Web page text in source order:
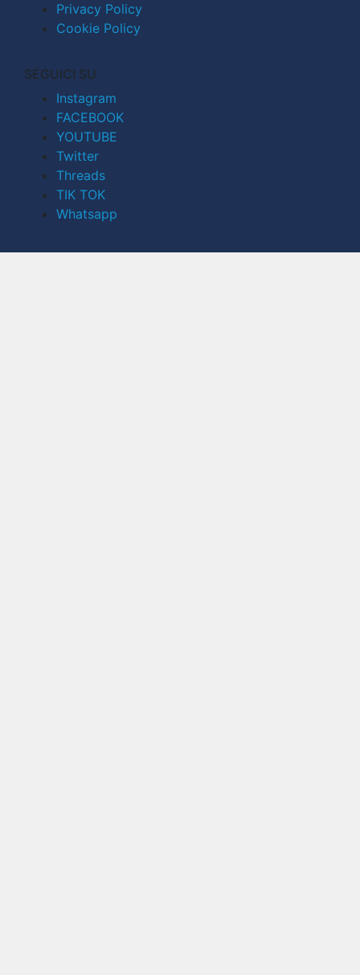
Privacy Policy
Cookie Policy
SEGUICI SU
Instagram
FACEBOOK
YOUTUBE
Twitter
Threads
TIK TOK
Whatsapp